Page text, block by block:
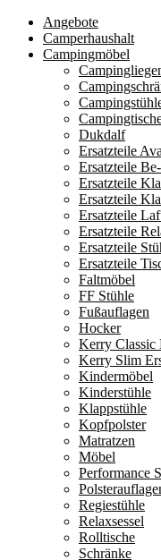
Angebote
Camperhaushalt
Campingmöbel
Dukdalf
Ersatzteile
Ersatzteile
Ersatzteile
Ersatzteile
Ersatzteile
Ersatzteile
Ersatzteile
Ersatzteile
Faltmöbel
FF Stühle
Fußauflagen
Hocker
Kerry Classic
Kerry Slim
Kindermöbel
Kinderstühle
Klappstühle
Kopfpolster
Matratzen
Möbel
Performance
Regiestühle
Relaxsessel
Rolltische
Schränke